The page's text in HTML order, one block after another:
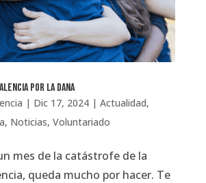
por la DANA
| Dic 17, 2024| Actualidad,
, Noticias, Voluntariado
mes de la catástrofe de la
queda mucho por hacer. Te